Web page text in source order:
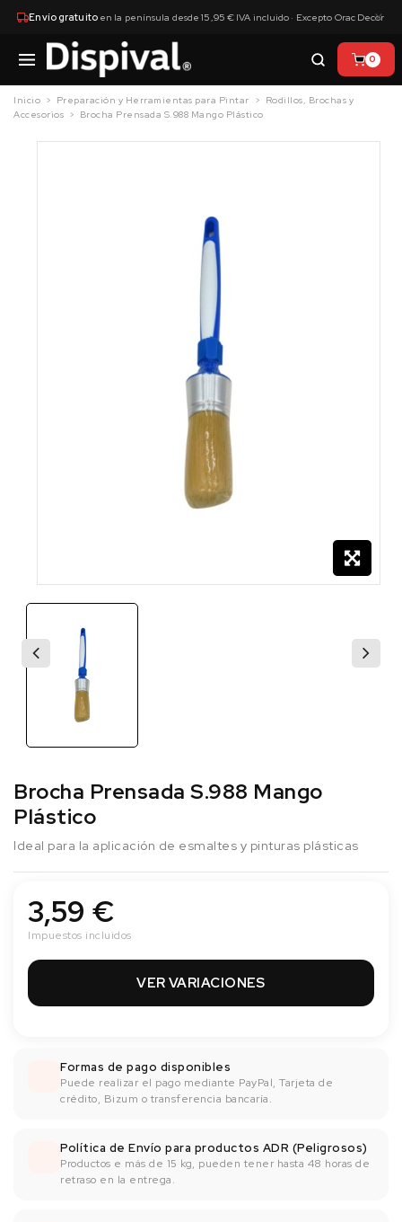
Envío gratuitoen la península desde 15,95 € IVA incluido · Excepto Orac Decor
×
0
Inicio Preparación y Herramientas para Pintar
Rodillos, Brochas y
Accesorios
Brocha Prensada S.988 Mango Plástico
Brocha Prensada S.988 Mango
Plástico
Ideal para la aplicación de esmaltes y pinturas plásticas
3,59 €
Impuestos incluidos
VER VARIACIONES
Formas de pago disponibles
Puede realizar el pago mediante PayPal, Tarjeta de
crédito, Bizum o transferencia bancaría.
Política de Envío para productos ADR (Peligrosos)
Productos e más de 15 kg, pueden tener hasta 48 horas de
retraso en la entrega.